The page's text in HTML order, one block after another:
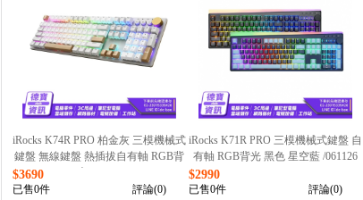
iRocks K74R PRO 柏金灰 三模機械式
鍵盤 無線鍵盤 熱插拔自有軸 RGB背
$3690
已售0件 評論(0)
iRocks K71R PRO 三模機械式鍵盤 自
有軸 RGB背光 黑色 星空藍 /061126
$2990
已售0件 評論(0)